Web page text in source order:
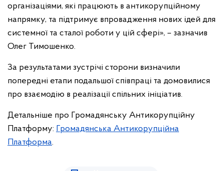
організаціями, які працюють в антикорупційному
напрямку, та підтримує впровадження нових ідей для
системної та сталої роботи у цій сфері», – зазначив
Олег Тимошенко.
За результатами зустрічі сторони визначили
попередні етапи подальшої співпраці та домовилися
про взаємодію в реалізації спільних ініціатив.
Детальніше про Громадянську Антикорупційну
Платформу: Громадянська Антикорупційна
Платформа.